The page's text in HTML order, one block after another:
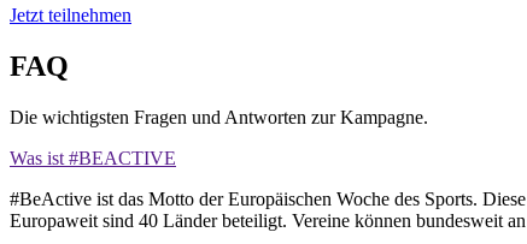
Jetzt teilnehmen
FAQ
Die wichtigsten Fragen und Antworten zur Kampagne.
Was ist #BEACTIVE
#BeActive ist das Motto der Europäischen Woche des Sports.
Europaweit sind 40 Länder beteiligt. Vereine können bundesweit